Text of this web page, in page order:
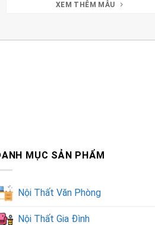
XEM THÊM MẪU
MỤC SẢN PHẨM
Nội Thất Văn Phòng
Nội Thất Gia Đình